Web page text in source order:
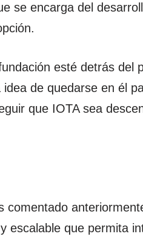
se encarga del
esté detrás del
de quedarse en él
que IOTA sea
comentado
escalable que permita